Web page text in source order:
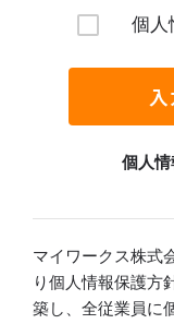
個人
個人
マイワークス株式
り個人情報保護方
築し、全従業員に